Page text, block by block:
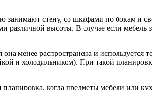
занимают стену, со шкафами по бокам и
высоты. В случае если мебель
менее распространена и
и холодильником). При такой
когда предметы мебели или